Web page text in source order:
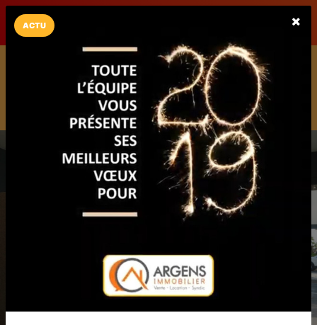
LaCarte Play Store
Installez l'App LaCarte
Téléchargez gratuitement l'app LaCarte pour suivre vos
commerces favoris et ne rien rater !
Télécharger Plus tard
ACTU